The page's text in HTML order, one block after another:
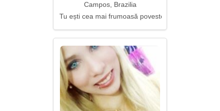
Campos, Brazilia
Tu ești cea mai frumoasă poveste a mea